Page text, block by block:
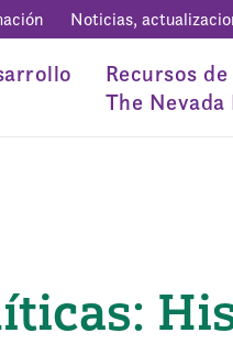
Noticias,
Recursos de
The Nevada